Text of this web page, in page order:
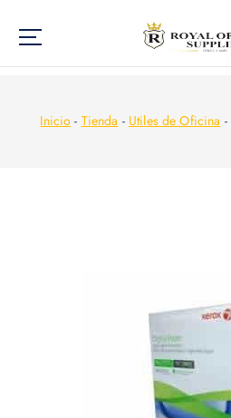
Inicio - Tienda - Utiles de Oficina -